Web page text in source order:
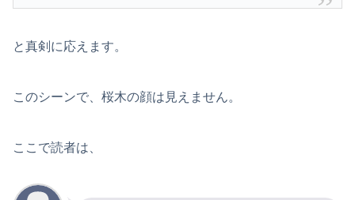
と真剣に応えます。
このシーンで、桜木の顔は見えません。
ここで読者は、